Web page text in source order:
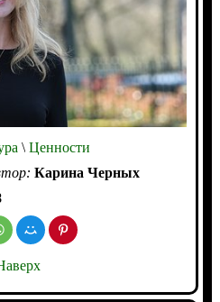
\Ценности
Карина Черных